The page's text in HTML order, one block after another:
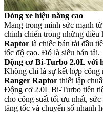
Dòng xe hiệu năng cao
Mang trong mình sức mạnh
chinh chiến trong những điều
Raptor là chiếc bán tải đầu
tốc độ cao. Đó là siêu bán tải.
Động cơ Bi-Turbo 2.0L với
Không chỉ là sự kết hợp công
Ranger Raptor thiết lập
Động cơ 2.0L Bi-Turbo tiên
cho công suất tối ưu nhất,
tăng tốc và chuyển số nhanh